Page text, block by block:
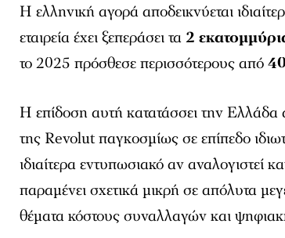
Η ελληνική αγορά αποδεικνύεται
εταιρεία έχει ξεπεράσει τα2
το 2025 πρόσθεσε περισσότερους από
Η επίδοση αυτή κατατάσσει την Ελλάδα
της Revolut παγκοσμίως σε επίπεδο
ιδιαίτερα εντυπωσιακό αν αναλογιστεί
παραμένει σχετικά μικρή σε απόλυτα
θέματα κόστους συναλλαγών και